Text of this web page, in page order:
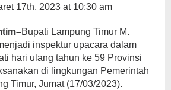
17th, 2023 at 10:30 am
Bupati Lampung Timur M.
inspektur upacara dalam
hari ulang tahun ke 59 Provinsi
di lingkungan Pemerintah
Timur, Jumat (17/03/2023).